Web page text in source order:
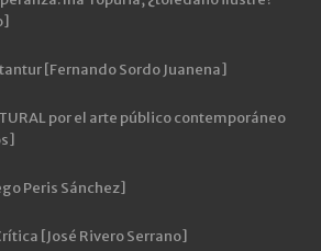
[Fernando Sordo Juanena]
por el arte público contemporáneo
Peris Sánchez]
[José Rivero Serrano]